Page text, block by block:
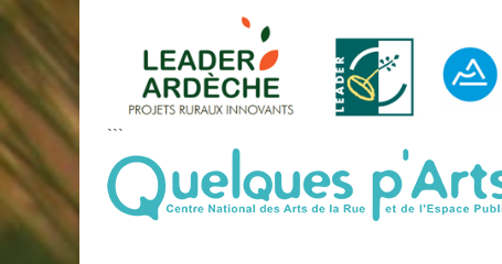
```